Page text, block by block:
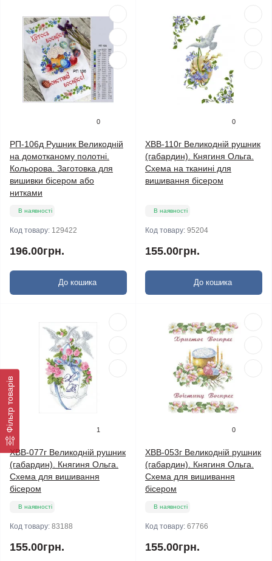
Фільтр товарів
0
РП-106д Рушник Великодній
на домотканому полотні.
Кольорова. Заготовка для
вишивки бісером або
нитками
В наявності
Код товару: 129422
196.00грн.
До кошика
0
ХВВ-110г Великодній рушник
(габардин). Княгиня Ольга.
Схема на тканині для
вишивання бісером
В наявності
Код товару: 95204
155.00грн.
До кошика
1
ХВВ-077г Великодній рушник
(габардин). Княгиня Ольга.
Схема для вишивання
бісером
В наявності
Код товару: 83188
155.00грн.
0
ХВВ-053г Великодній рушник
(габардин). Княгиня Ольга.
Схема для вишивання
бісером
В наявності
Код товару: 67766
155.00грн.